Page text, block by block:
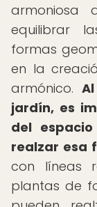
armoniosa
equilibrar
formas
en la
armónico.
jardín, es
del
realzar esa
con líneas
plantas de